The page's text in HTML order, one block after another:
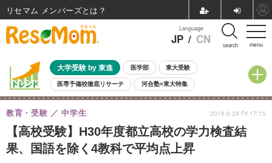
menu
Language
JP / CN search
大学受験 by 東進 医学部 東大受験
医専予備校徹底リサーチ 河合塾×東大特集
親子で考える大学選び 高校受験 中学受験 小学校受験
共通テスト 夏休み
8月開催イベント・WS 全国公立高校 過去問 人気記事
自由研究教材（小学生向け） 自由研究教材（中学生向け）
【高校受験】H30年度都立高校の学力検査結
果、国語を除く4教科で平均点上昇
教育・受験 中学生 2018.6.29 Fri 17:15
リセマム メンバーズ